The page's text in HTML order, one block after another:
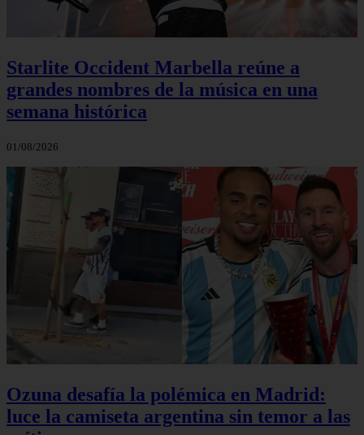
Starlite Occident Marbella reúne a
grandes nombres de la música en una
semana histórica
01/08/2026
Ozuna desafía la polémica en Madrid:
luce la camiseta argentina sin temor a las